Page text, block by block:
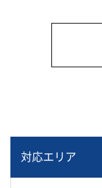
対応エリア